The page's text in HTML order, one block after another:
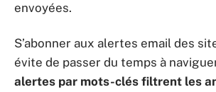
envoyées.
S’abonner aux alertes email des
évite de passer du temps à
alertes par mots-clés filtrent les